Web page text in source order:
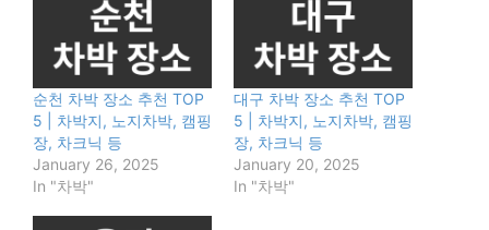
순천 차박 장소 추천 TOP
5 | 차박지, 노지차박, 캠핑
장, 차크닉 등
January 26, 2025
In "차박"
대구 차박 장소 추천 TOP
5 | 차박지, 노지차박, 캠핑
장, 차크닉 등
January 20, 2025
In "차박"